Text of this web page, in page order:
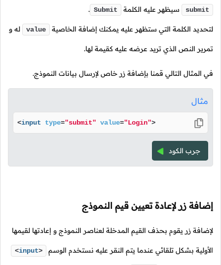
submit سيظهر عليه الكلمة Submit
.
لتحديد الكلمة التي ستظهر عليه يمكنك إضافة الخاصية value له و
تمرير النص الذي تريد عرضه عليه كقيمة لها.
في المثال التالي قمنا بإضافة زر خاص لإرسال بيانات النموذج.
مثال
<input type="submit" value="Login">
جرب الكود
إضافة زر لإعادة تعيين قيم النموذج
لإضافة زر يقوم بحذف القيم المدخلة لعناصر النموذج و إعادتها لقيمها
الأولية بشكل تلقائي عندما يتم النقر عليه نستخدم الوسم <input>